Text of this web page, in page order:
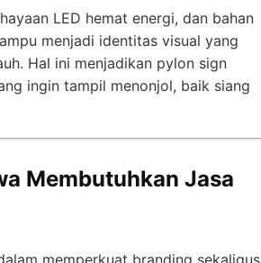
LED hemat energi, dan bahan
menjadi identitas visual yang
Hal ini menjadikan pylon sign
ingin tampil menonjol, baik siang
Membutuhkan Jasa